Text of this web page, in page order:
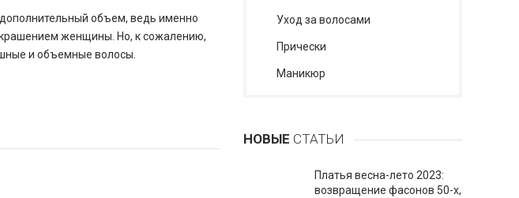
объем, ведь именно
женщины. Но, к сожалению,
и объемные волосы.
Уход за волосами
Прически
Маникюр
НОВЫЕ СТАТЬИ
Платья весна-лето 2023:
возвращение фасонов 50-х,